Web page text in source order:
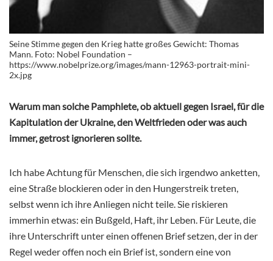
Seine Stimme gegen den Krieg hatte großes Gewicht: Thomas
Mann. Foto: Nobel Foundation –
https://www.nobelprize.org/images/mann-12963-portrait-mini-
2x.jpg
Warum man solche Pamphlete, ob aktuell gegen Israel, für die
Kapitulation der Ukraine, den Weltfrieden oder was auch
immer, getrost ignorieren sollte.
Ich habe Achtung für Menschen, die sich irgendwo anketten,
eine Straße blockieren oder in den Hungerstreik treten,
selbst wenn ich ihre Anliegen nicht teile. Sie riskieren
immerhin etwas: ein Bußgeld, Haft, ihr Leben. Für Leute, die
ihre Unterschrift unter einen offenen Brief setzen, der in der
Regel weder offen noch ein Brief ist, sondern eine von